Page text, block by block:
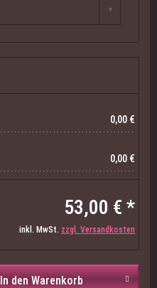
0,00 €
0,00 €
53,00 € *
inkl. MwSt. zzgl. Versandkosten
In den Warenkorb